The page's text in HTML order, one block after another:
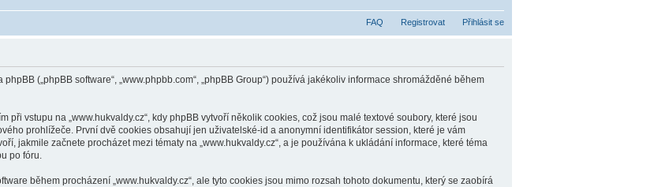
FAQ Registrovat Přihlásit se
(„phpBB software“, „www.phpbb.com“, „phpBB Group“) používá jakékoliv informace shromážděné během
při vstupu na „www.hukvaldy.cz“, kdy phpBB vytvoří několik cookies, což jsou malé textové soubory, které jsou
prohlížeče. První dvě cookies obsahují jen uživatelské-id a anonymní identifikátor session, které je vám
jakmile začnete procházet mezi tématy na „www.hukvaldy.cz“, a je používána k ukládání informace, které téma
po fóru.
během procházení „www.hukvaldy.cz“, ale tyto cookies jsou mimo rozsah tohoto dokumentu, který se zaobírá